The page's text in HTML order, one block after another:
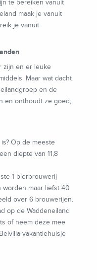
te bereiken vanuit
maak je vanuit
je vanuit
zijn en er leuke
Maar wat dacht
en de
en onthoudt ze goed,
Op de meeste
diepte van 11,8
1 bierbrouwerij
worden maar liefst 40
over 6 brouwerijen.
op de Waddeneiland
of neem deze mee
vakantiehuisje